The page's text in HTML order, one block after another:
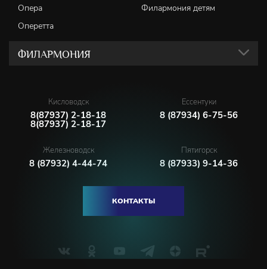
Опера
Филармония детям
Оперетта
ФИЛАРМОНИЯ
Кисловодск
8(87937) 2-18-18
8(87937) 2-18-17
Ессентуки
8 (87934) 6-75-56
Железноводск
8 (87932) 4-44-74
Пятигорск
8 (87933) 9-14-36
КОНТАКТЫ